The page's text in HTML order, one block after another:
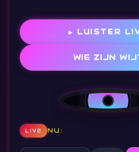
▶ LUISTER
WIE ZIJN
LIVE NU: